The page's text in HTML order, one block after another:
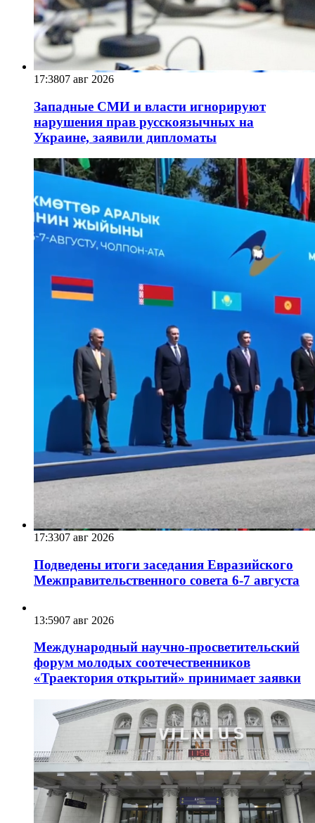
17:3807 авг 2026
Западные СМИ и власти игнорируют
нарушения прав русскоязычных на
Украине, заявили дипломаты
17:3307 авг 2026
Подведены итоги заседания Евразийского
Межправительственного совета 6-7 августа
13:5907 авг 2026
Международный научно-просветительский
форум молодых соотечественников
«Траектория открытий» принимает заявки